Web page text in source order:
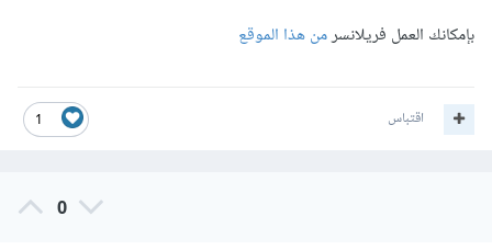
بإمكانك العمل فريلانسرمن هذا الموقع
1 اقتباس
0